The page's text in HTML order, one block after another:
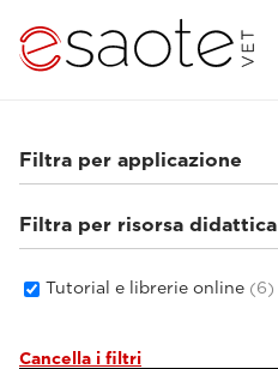
Filtra per applicazione
Piccoli animali(6)
Filtra per risorsa didattica
Tutorial e librerie online (6)
Cancella i filtri